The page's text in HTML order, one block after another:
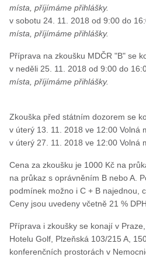
místa, příjímáme přihlášky.
v sobotu 24. 11. 2018 od 9:00 do
místa, příjímáme přihlášky.
Příprava na zkoušku MDČR "B" se
v neděli 25. 11. 2018 od 9:00 do
místa, příjímáme přihlášky.
Zkouška před státním dozorem se
v úterý 13. 11. 2018 ve 12:00 Volná
v úterý 27. 11. 2018 ve 12:00 Volná
Cena za zkoušku je 1000 Kč na
na průkaz s oprávněním B nebo A.
podmínek možno i C + B najednou,
Ceny jsou uvedeny včetně 21 % DPH.
Příprava i zkoušky se konají v
Hotelu Golf, Plzeňská 103/215 A,
konferenčních prostorách v